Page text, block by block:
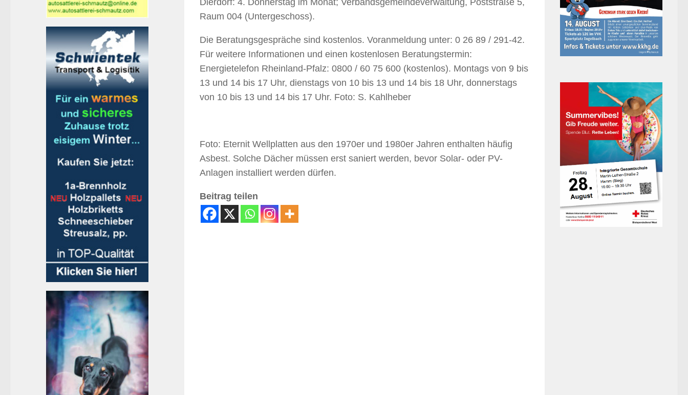
Dierdorf: 4. Donnerstag im Monat; Verbandsgemeindeverwaltung, Poststraße 5,
Raum 004 (Untergeschoss).
Die Beratungsgespräche sind kostenlos. Voranmeldung unter: 0 26 89 / 291-42.
Für weitere Informationen und einen kostenlosen Beratungstermin:
Energietelefon Rheinland-Pfalz: 0800 / 60 75 600 (kostenlos). Montags von 9 bis
13 und 14 bis 17 Uhr, dienstags von 10 bis 13 und 14 bis 18 Uhr, donnerstags
von 10 bis 13 und 14 bis 17 Uhr. Foto: S. Kahlheber
Foto: Eternit Wellplatten aus den 1970er und 1980er Jahren enthalten häufig
Asbest. Solche Dächer müssen erst saniert werden, bevor Solar- oder PV-
Anlagen installiert werden dürfen.
Beitrag teilen